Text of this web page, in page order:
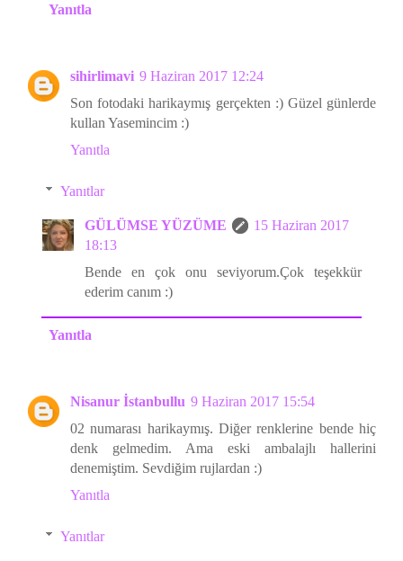
Yanıtla
sihirlimavi 9 Haziran 2017 12:24
Son fotodaki harikaymış gerçekten :) Güzel günlerde
kullan Yasemincim :)
Yanıtla
Yanıtlar
GÜLÜMSE YÜZÜME
15 Haziran 2017
18:13
Bende en çok onu seviyorum.Çok teşekkür
ederim canım :)
Yanıtla
Nisanur İstanbullu 9 Haziran 2017 15:54
02 numarası harikaymış. Diğer renklerine bende hiç
denk gelmedim. Ama eski ambalajlı hallerini
denemiştim. Sevdiğim rujlardan :)
Yanıtla
Yanıtlar